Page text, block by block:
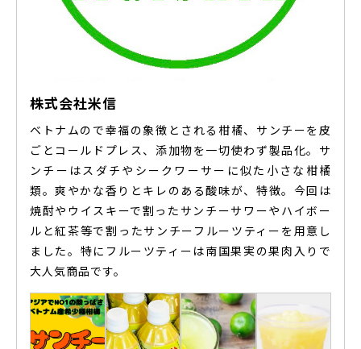
株式会社米信
ベトナムので幸福の象徴とされる柑橘、サンチーを皮
ごとコールドプレス、添加物を一切使わず製品化。サ
ンチーはスダチやシークワーサーに似た小さな柑橘
類。爽やかな香りとキレのある酸味が、特徴。今回は
焼酎やウイスキーで割ったサンチーサワーやハイボー
ルと紅茶等で割ったサンチーフルーツティーを用意し
ました。特にフルーツティーは南国果実の果肉入りで
大人気商品です。